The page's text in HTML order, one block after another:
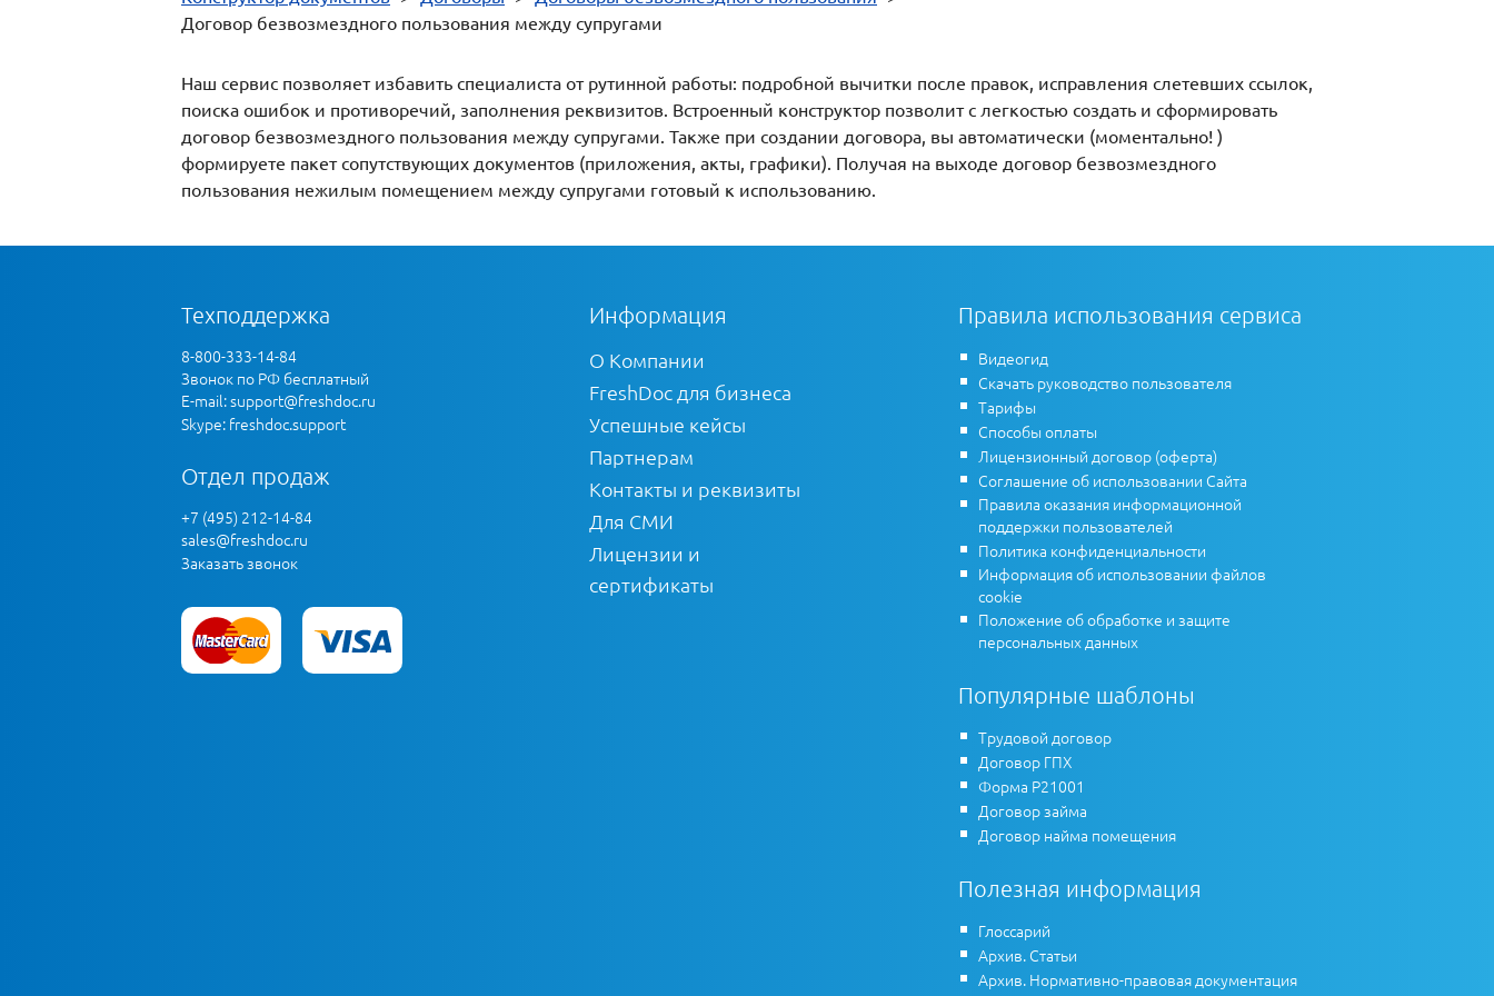
Договор безвозмездного пользования между супругами
Наш сервис позволяет избавить специалиста от рутинной работы: подробной вычитки после правок, исправления слетевших ссылок,
поиска ошибок и противоречий, заполнения реквизитов. Встроенный конструктор позволит с легкостью создать и сформировать
договор безвозмездного пользования между супругами. Также при создании договора, вы автоматически (моментально! )
формируете пакет сопутствующих документов (приложения, акты, графики). Получая на выходе договор безвозмездного
пользования нежилым помещением между супругами готовый к использованию.
Техподдержка
8-800-333-14-84
Звонок по РФ бесплатный
E-mail:support@freshdoc.ru
Skype: freshdoc.support
Отдел продаж
+7 (495) 212-14-84
sales@freshdoc.ru
Заказать звонок
Информация
О Компании
FreshDoc для бизнеса
Успешные кейсы
Партнерам
Контакты и реквизиты
Для СМИ
Лицензии и
сертификаты
Правила использования сервиса
Видеогид
Скачать руководство пользователя
Тарифы
Способы оплаты
Лицензионный договор (оферта)
Соглашение об использовании Сайта
Правила оказания информационной
поддержки пользователей
Политика конфиденциальности
Информация об использовании файлов
cookie
Положение об обработке и защите
персональных данных
Популярные шаблоны
Трудовой договор
Договор ГПХ
Форма Р21001
Договор займа
Договор найма помещения
Полезная информация
Глоссарий
Архив. Статьи
Архив. Нормативно-правовая документация